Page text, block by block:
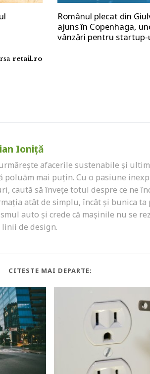
retail.ro
Românul plecat din
ajuns în Copenhaga,
vânzări pentru
Ioniță
afacerile sustenabile și
poluăm mai puțin. Cu o pasiune
caută să învețe totul despre ce ne
atât de simplu, încât și bunica ta
auto și crede că mașinile nu se
de design.
CITESTE MAI DEPARTE: